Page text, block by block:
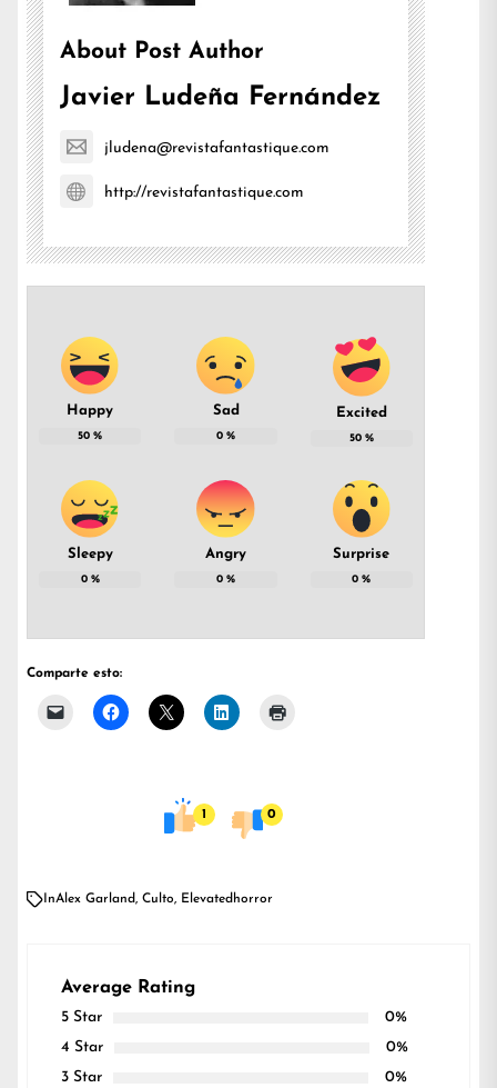
About Post Author
Javier Ludeña Fernández
jludena@revistafantastique.com
http://revistafantastique.com
Happy
50 %
Sad
0 %
Excited
50%
Sleepy
0%
Angry
0 %
Surprise
0 %
Comparte esto:
1 0
InAlex Garland, Culto, Elevatedhorror
Average Rating
5 Star
0%
4 Star
0%
3 Star
0%